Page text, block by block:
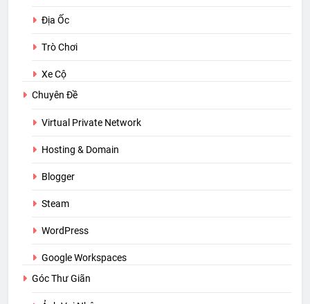
Địa Ốc
Trò Chơi
Xe Cộ
Chuyên Đề
Virtual Private Network
Hosting & Domain
Blogger
Steam
WordPress
Google Workspaces
Góc Thư Giãn